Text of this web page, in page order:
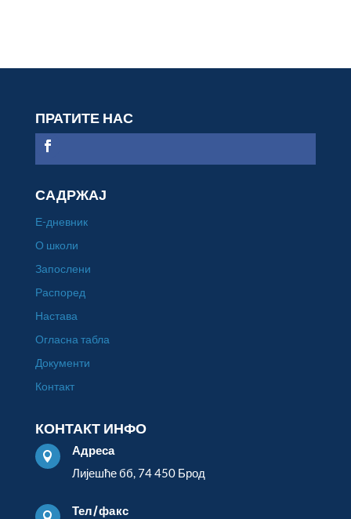
ПРАТИТЕ НАС
САДРЖАЈ
Е-дневник
О школи
Запослени
Распоред
Настава
Огласна табла
Документи
Контакт
КОНТАКТ ИНФО

Адреса
Лијешће бб, 74 450 Брод
 Тел/факс